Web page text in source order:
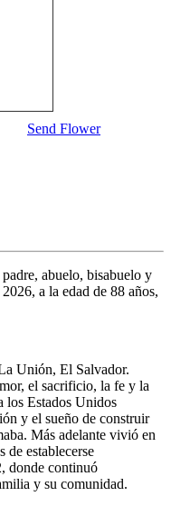
Send Flower
abuelo, bisabuelo y
a la edad de 88 años,
Unión, El Salvador.
el sacrificio, la fe y la
los Estados Unidos
y el sueño de construir
Más adelante vivió en
de establecerse
donde continuó
y su comunidad.